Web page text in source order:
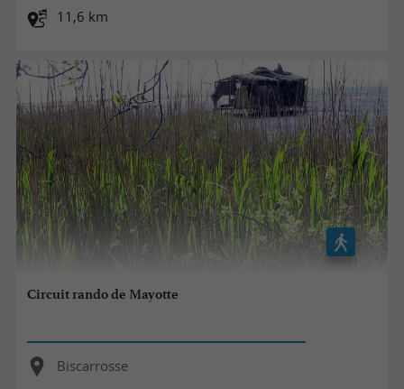
11,6 km
Circuit rando de Mayotte
Biscarrosse